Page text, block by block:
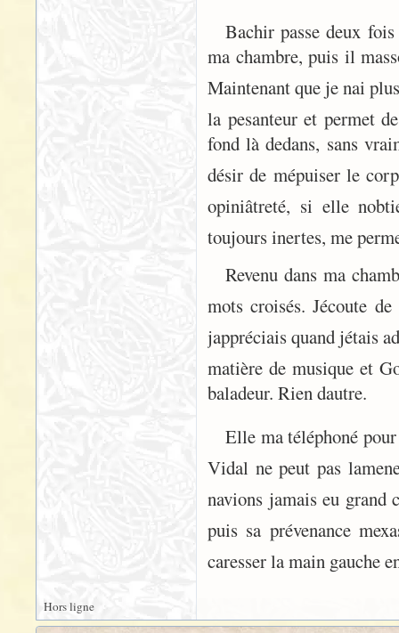
Bachir passe deux
ma chambre, puis il
Maintenant que je nai
la pesanteur et permet
fond là dedans, sans
désir de mépuiser le
opiniâtreté, si elle
toujours inertes, me
Revenu dans ma
mots croisés. Jécoute
jappréciais quand jétais
matière de musique et
baladeur. Rien dautre.
Elle ma téléphoné
Vidal ne peut pas
navions jamais eu
puis sa prévenance
caresser la main gauche
Hors ligne